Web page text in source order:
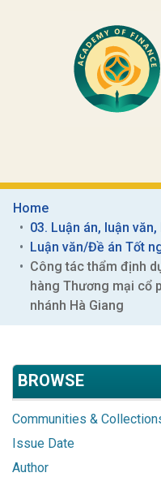
Home
03. Luận án, luận
Luận văn/Đề án Tốt
Công tác thẩm định
hàng Thương mại cổ
nhánh Hà Giang
BROWSE
Communities &
Issue Date
Author